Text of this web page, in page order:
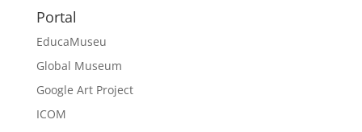
Portal
EducaMuseu
Global Museum
Google Art Project
ICOM